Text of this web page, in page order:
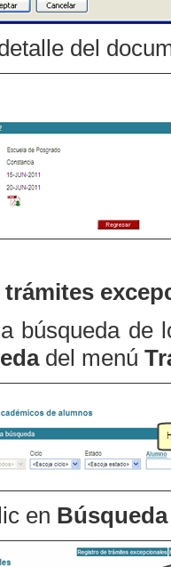
del
búsqueda de
del menú
en